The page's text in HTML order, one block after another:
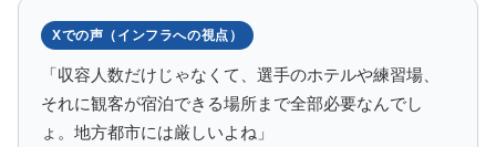
Xでの声（インフラへの視点）
「収容人数だけじゃなくて、選手のホテルや練習場、
それに観客が宿泊できる場所まで全部必要なんでし
ょ。地方都市には厳しいよね」